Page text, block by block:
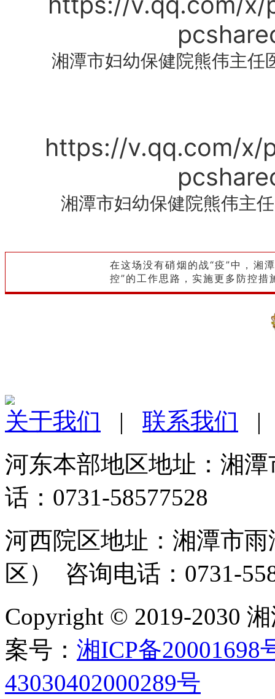
湘潭市妇幼保健院熊伟主任
https://v.qq.com/x/
湘潭市妇幼保健院熊伟主
在这场没有硝烟的战“疫”中，湘
控”的工作思路，实施更多防控
关于我们 | 联系我们
河东本部地区地址：湘
话：0731-58577528
河西院区地址：湘潭市
区） 咨询电话：0731-
Copyright © 2019-2030
案号： 湘ICP备20001698
43030402000289号